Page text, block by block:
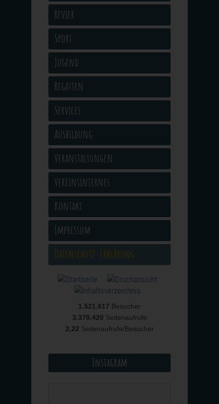
Revier
Sport
Jugend
Regatten
Services
Ausbildung
Veranstaltungen
Vereinsinternes
Kontakt
Impressum
Datenschutz-Erklärung
1.521.617 Besucher
3.370.420 Seitenaufrufe
2,22 Seitenaufrufe/Besucher
Instagram